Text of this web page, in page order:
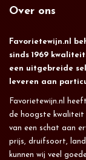
Over ons
Favorietewijn.nl
sinds 1969
een uitgebreide
leveren aan
Favorietewijn.nl
de hoogste kwaliteit
van een schat aan
prijs, druifsoort,
kunnen wij veel